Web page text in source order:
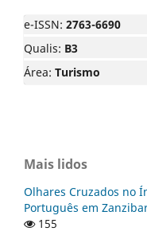
e-ISSN: 2763-6690
Qualis: B3
Área: Turismo
Mais lidos
Olhares Cruzados no
Português em
155